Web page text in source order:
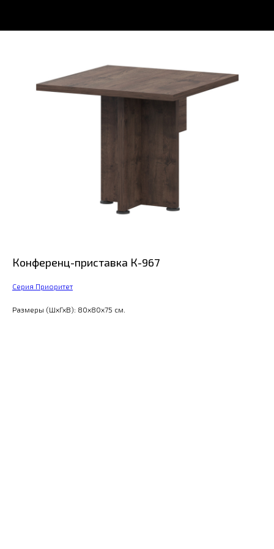
Конференц-приставка К-967
Серия Приоритет
Размеры (ШхГхВ): 80x80x75 см.